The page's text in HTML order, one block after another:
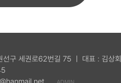
구 세권로62번길 75 ㅣ 대표 : 김상회